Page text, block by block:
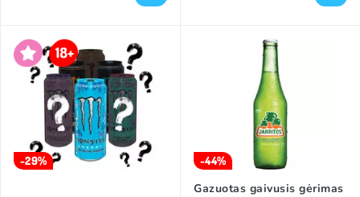
-29% -44%
Gazuotas gaivusis gėrimas